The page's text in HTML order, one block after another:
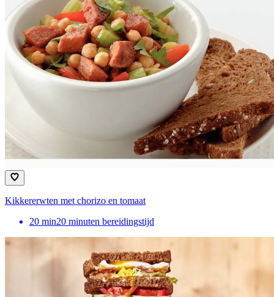
Kikkererwten met chorizo en tomaat
20 min20 minuten bereidingstijd